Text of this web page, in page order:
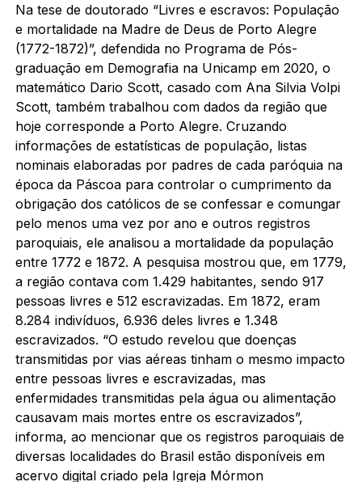
Na tese de doutorado “Livres e escravos: População
e mortalidade na Madre de Deus de Porto Alegre
(1772-1872)”, defendida no Programa de Pós-
graduação em Demografia na Unicamp em 2020, o
matemático Dario Scott, casado com Ana Silvia Volpi
Scott, também trabalhou com dados da região que
hoje corresponde a Porto Alegre. Cruzando
informações de estatísticas de população, listas
nominais elaboradas por padres de cada paróquia na
época da Páscoa para controlar o cumprimento da
obrigação dos católicos de se confessar e comungar
pelo menos uma vez por ano e outros registros
paroquiais, ele analisou a mortalidade da população
entre 1772 e 1872. A pesquisa mostrou que, em 1779,
a região contava com 1.429 habitantes, sendo 917
pessoas livres e 512 escravizadas. Em 1872, eram
8.284 indivíduos, 6.936 deles livres e 1.348
escravizados. “O estudo revelou que doenças
transmitidas por vias aéreas tinham o mesmo impacto
entre pessoas livres e escravizadas, mas
enfermidades transmitidas pela água ou alimentação
causavam mais mortes entre os escravizados”,
informa, ao mencionar que os registros paroquiais de
diversas localidades do Brasil estão disponíveis em
acervo digital criado pela Igreja Mórmon